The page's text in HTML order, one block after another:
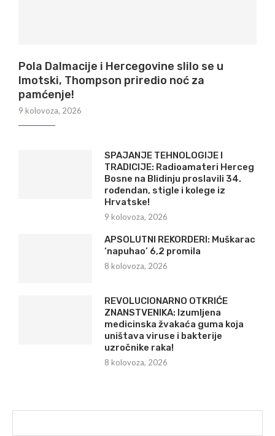
Pola Dalmacije i Hercegovine slilo se u
Imotski, Thompson priredio noć za
pamćenje!
9 kolovoza, 2026
SPAJANJE TEHNOLOGIJE I
TRADICIJE: Radioamateri Herceg
Bosne na Blidinju proslavili 34.
rođendan, stigle i kolege iz
Hrvatske!
9 kolovoza, 2026
APSOLUTNI REKORDERI: Muškarac
‘napuhao’ 6,2 promila
8 kolovoza, 2026
REVOLUCIONARNO OTKRIĆE
ZNANSTVENIKA: Izumljena
medicinska žvakaća guma koja
uništava viruse i bakterije
uzročnike raka!
8 kolovoza, 2026